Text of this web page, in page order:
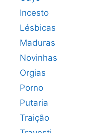
Incesto
Lésbicas
Maduras
Novinhas
Orgias
Porno
Putaria
Traição